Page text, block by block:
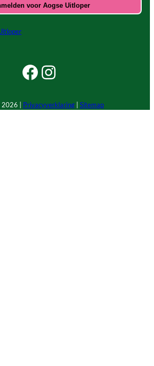
Facebook Beleef Princenhage
Instagram Beleef Princenhage
2026 | Privacyverklaring Sitemap